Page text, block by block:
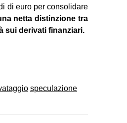
di euro per consolidare
netta distinzione tra
sui derivati finanziari.
speculazione